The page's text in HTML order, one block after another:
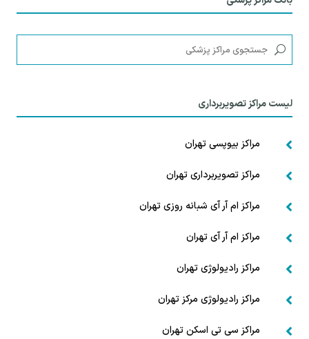
لیست مراکز تصویربرداری
 مراکز بیوپسی تهران
 مراکز تصویربرداری تهران
 مراکز ام آر آی شبانه روزی تهران
 مراکز ام آر آی تهران
 مراکز رادیولوژی تهران
 مراکز رادیولوژی مرکز تهران
 مراکز سی تی اسکن تهران